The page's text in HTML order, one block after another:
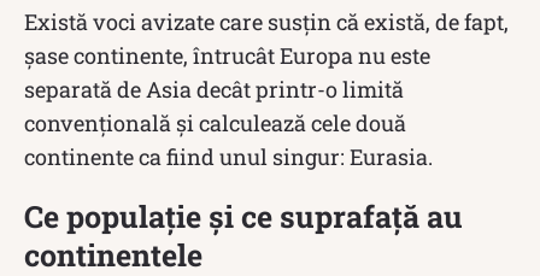
Există voci avizate care susțin că există, de fapt,
șase continente, întrucât Europa nu este
separată de Asia decât printr-o limită
convențională și calculează cele două
continente ca fiind unul singur: Eurasia.
Ce populație și ce suprafață au
continentele